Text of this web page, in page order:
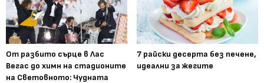
От разбито сърце в Лас
Вегас до химн на стадионите
на Световното: Чудната
7 райски десерта без печене,
идеални за жегите